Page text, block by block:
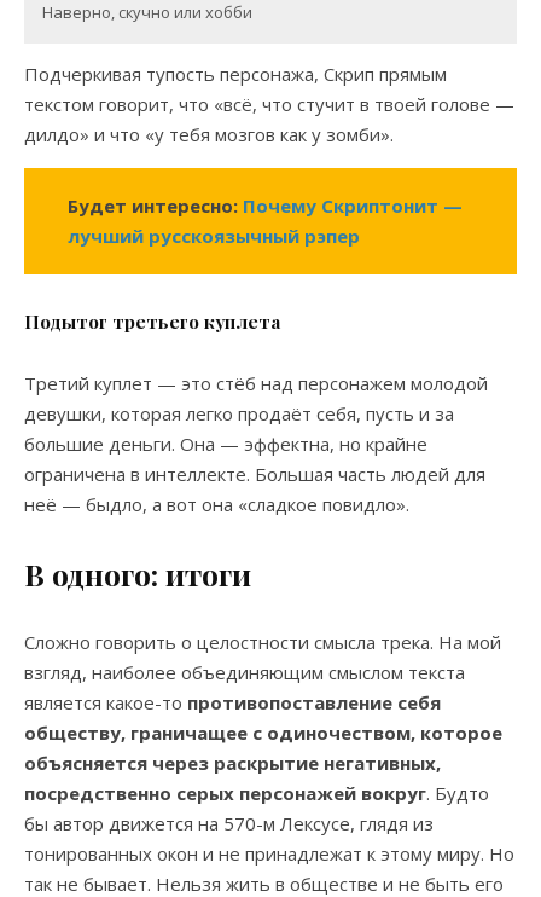
Наверно, скучно или хобби
Подчеркивая тупость персонажа, Скрип прямым
текстом говорит, что «всё, что стучит в твоей голове —
дилдо» и что «у тебя мозгов как у зомби».
Будет интересно: Почему Скриптонит —
лучший русскоязычный рэпер
Подытог третьего куплета
Третий куплет — это стёб над персонажем молодой
девушки, которая легко продаёт себя, пусть и за
большие деньги. Она — эффектна, но крайне
ограничена в интеллекте. Большая часть людей для
неё — быдло, а вот она «сладкое повидло».
В одного: итоги
Сложно говорить о целостности смысла трека. На мой
взгляд, наиболее объединяющим смыслом текста
является какое-то противопоставление себя
обществу, граничащее с одиночеством, которое
объясняется через раскрытие негативных,
посредственно серых персонажей вокруг. Будто
бы автор движется на 570-м Лексусе, глядя из
тонированных окон и не принадлежат к этому миру. Но
так не бывает. Нельзя жить в обществе и не быть его